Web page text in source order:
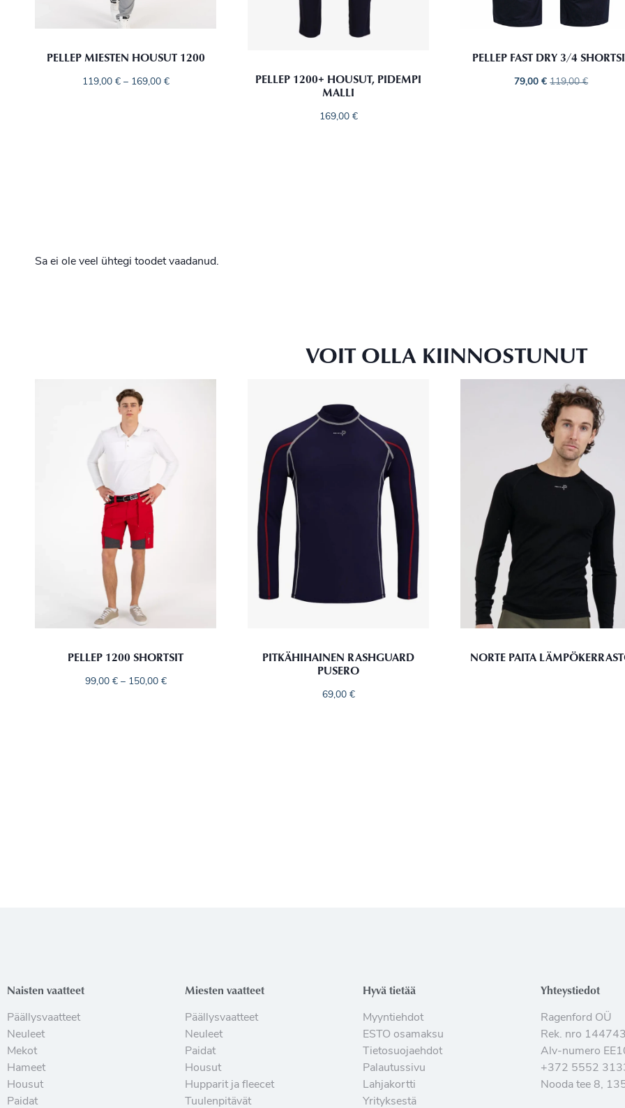
PELLEP MIESTEN HOUSUT 1200
119,00 € – 169,00 €
PELLEP 1200+ HOUSUT, PIDEMPI
MALLI
169,00 €
PELLEP FAST DRY 3/4
79,00€ 119,00€
Sa ei ole veel ühtegi toodet vaadanud.
VOIT OLLA KIINNOSTUNUT
PELLEP 1200 SHORTSIT
99,00 € – 150,00 €
PITKÄHIHAINEN RASHGUARD
PUSERO
69,00 €
NORTE PAITA
Naisten vaatteet
Päällysvaatteet
Neuleet
Mekot
Hameet
Housut
Paidat
Miesten vaatteet
Päällysvaatteet
Neuleet
Paidat
Housut
Hupparit ja fleecet
Tuulenpitävät
Hyvä tietää
Myyntiehdot
ESTO osamaksu
Tietosuojaehdot
Palautussivu
Lahjakortti
Yrityksestä
Yhteystiedot
Ragenford OÜ
Rek. nro
Alv-numero
+372 5552
Nooda tee 8,